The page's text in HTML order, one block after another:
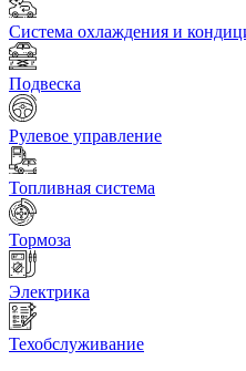
Система охлаждения и
Подвеска
Рулевое управление
Топливная система
Тормоза
Электрика
Техобслуживание